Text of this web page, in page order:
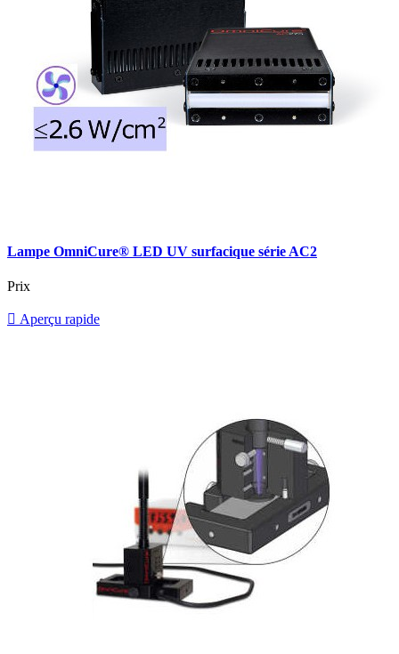
Lampe OmniCure® LED UV surfacique série AC2
Prix
 Aperçu rapide